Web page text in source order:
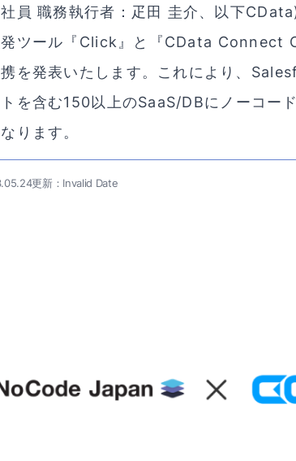
員 職務執行者：疋田 圭介、以下
発ツール『Click』と『CData Connect
を発表いたします。これにより、
を含む150以上のSaaS/DBにノーコー
ります。
更新：Invalid Date